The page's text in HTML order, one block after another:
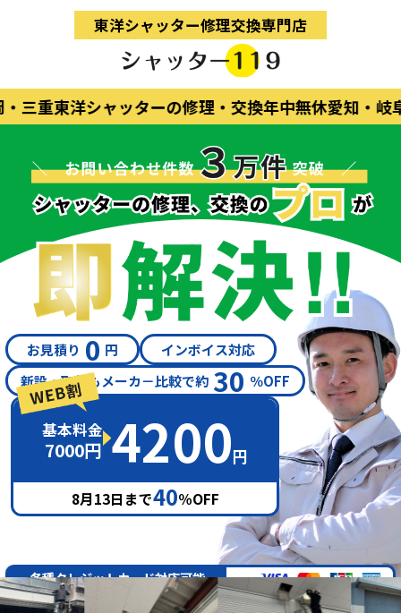
東洋シャッター修理交換専門店
三重東洋シャッターの修理・交換年中無休愛知・岐
基本料金
7000円 4200円
8月13日まで40％OFF
お見積り 0 円
インボイス対応
新設・取替もメーカ－比較で約 30 ％OFF
各種クレジットカード対応可能